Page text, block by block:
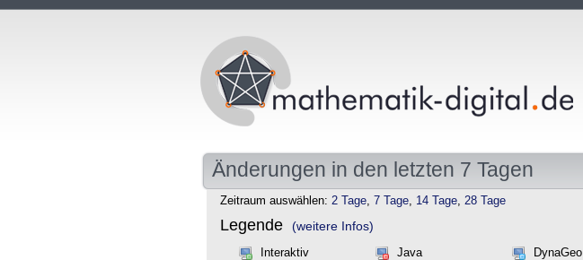
Änderungen in den letzten 7 Tagen
Zeitraum auswählen: 2 Tage, 7 Tage, 14 Tage, 28 Tage
Legende (weitere Infos)
Interaktiv Java DynaGeo